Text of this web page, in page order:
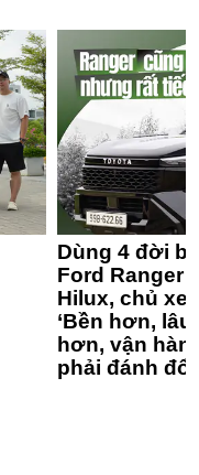
Dùng 4 đời
Ford Ranger
Hilux, chủ xe
‘Bền hơn,
hơn, vận
phải đánh